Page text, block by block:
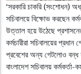
‘সরকারি চাকরি (সংশোধন)
সচিবালয়ে বিক্ষোভ করছেন
উত্তাল হয়ে উঠেছে
কর্মচারীরা সচিবালয়ের
প্রবেশের অন্য গেটলোও বন্ধ
বাংলাদেশ সচিবালয়